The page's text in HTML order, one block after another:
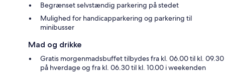
Begrænset selvstændig parkering på stedet
Mulighed for handicapparkering og parkering til
minibusser
Mad og drikke
Gratis morgenmadsbuffet tilbydes fra kl. 06.00 til kl. 09.30
på hverdage og fra kl. 06.30 til kl. 10.00 i weekenden